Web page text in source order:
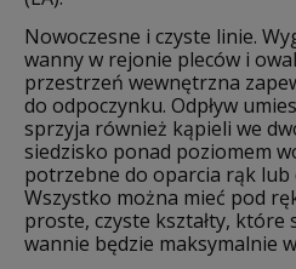
Nowoczesne i czyste linie.
wanny w rejonie pleców i
przestrzeń wewnętrzna
do odpoczynku. Odpływ
sprzyja również kąpieli we
siedzisko ponad poziomem
potrzebne do oparcia rąk lub
Wszystko można mieć pod
proste, czyste kształty, które
wannie będzie maksymalnie